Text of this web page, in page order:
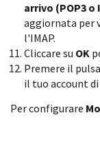
arrivo (POP3 o
aggiornata per
l'IMAP.
Cliccare su OK
Premere il
il tuo account
Per configurare